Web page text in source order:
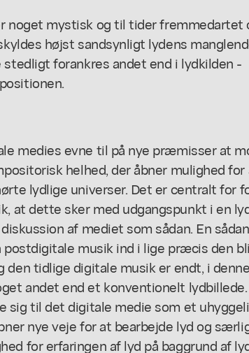
noget mystisk og til tider fremmedartet
højst sandsynligt lydens
stedligt forankres andet end i lydkilden -
medies evne til på nye præmisser at
helhed, der åbner mulighed for
lydlige universer. Det er centralt for
at dette sker med udgangspunkt i en
af mediet som sådan. En sådan
musik ind i lige præcis den
den tidlige digitale musik er endt, i
andet end et konventionelt
sig til det digitale medie som et
nye veje for at bearbejde lyd og
for erfaringen af lyd på baggrund af